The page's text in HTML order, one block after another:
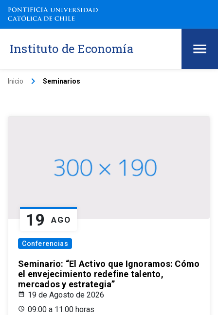
Instituto de Economía
Inicio keyboard_arrow_right Seminarios
19 AGO
Conferencias
Seminario: “El Activo que Ignoramos: Cómo
el envejecimiento redefine talento,
mercados y estrategia”
19 de Agosto de 2026
09:00 a 11:00 horas